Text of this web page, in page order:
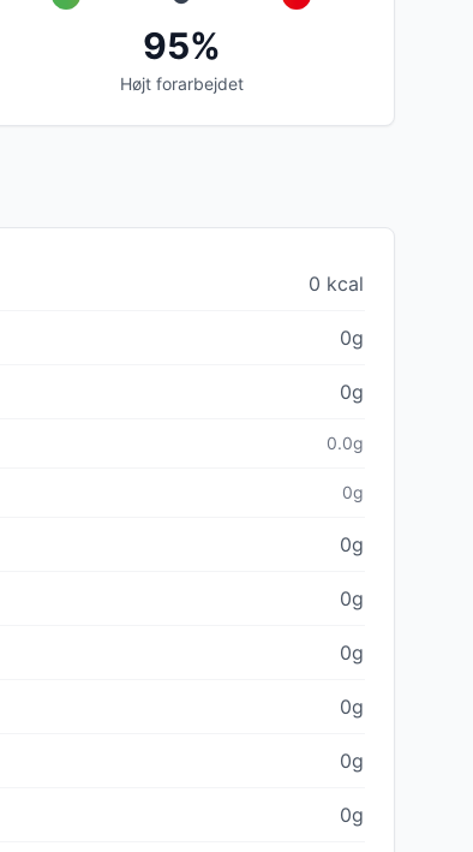
95%
Højt forarbejdet
0 kcal
0g
0g
0.0g
0g
0g
0g
0g
0g
0g
0g